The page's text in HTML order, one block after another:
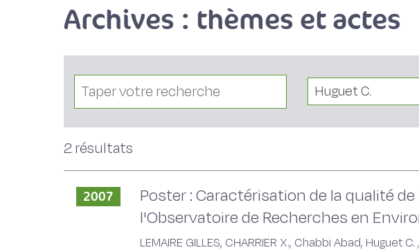
Archives : thèmes et actes
Huguet C.
2 résultats
2007
Poster : Caractérisation de la qualité
l'Observatoire de Recherches en
LEMAIRE GILLES, CHARRIER X., Chabbi Abad, Huguet C.